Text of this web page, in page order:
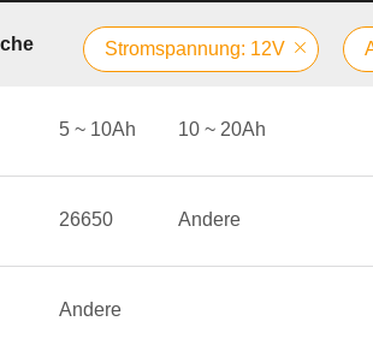
Stromspannung: 12V
5 ~ 10Ah 10 ~ 20Ah
26650 Andere
Andere